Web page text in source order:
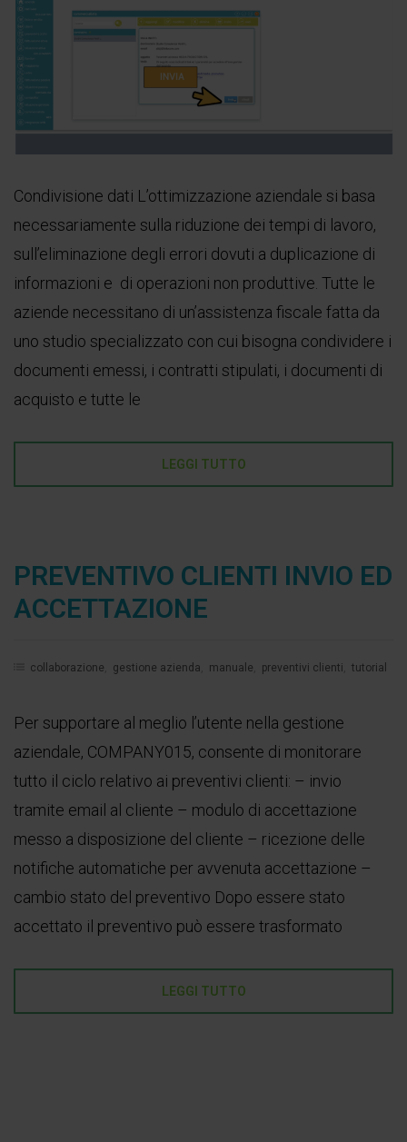
Condivisione dati L’ottimizzazione aziendale si basa
necessariamente sulla riduzione dei tempi di lavoro,
sull’eliminazione degli errori dovuti a duplicazione di
informazioni e di operazioni non produttive. Tutte le
aziende necessitano di un’assistenza fiscale fatta da
uno studio specializzato con cui bisogna condividere i
documenti emessi, i contratti stipulati, i documenti di
acquisto e tutte le
LEGGI TUTTO
PREVENTIVO CLIENTI INVIO ED
ACCETTAZIONE
collaborazione gestione azienda manuale preventivi clienti tutorial
Per supportare al meglio l’utente nella gestione
aziendale, COMPANY015, consente di monitorare
tutto il ciclo relativo ai preventivi clienti: – invio
tramite email al cliente – modulo di accettazione
messo a disposizione del cliente – ricezione delle
notifiche automatiche per avvenuta accettazione –
cambio stato del preventivo Dopo essere stato
accettato il preventivo può essere trasformato
LEGGI TUTTO